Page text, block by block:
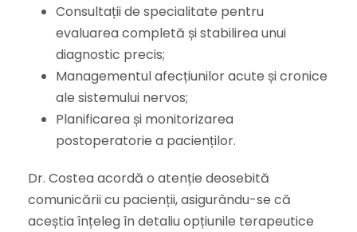
Consultații de specialitate pentru
evaluarea completă și stabilirea unui
diagnostic precis;
Managementul afecțiunilor acute și cronice
ale sistemului nervos;
Planificarea și monitorizarea
postoperatorie a pacienților.
Dr. Costea acordă o atenție deosebită
comunicării cu pacienții, asigurându-se că
aceștia înțeleg în detaliu opțiunile terapeutice